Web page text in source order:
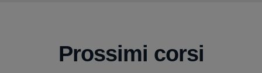
Prossimi corsi